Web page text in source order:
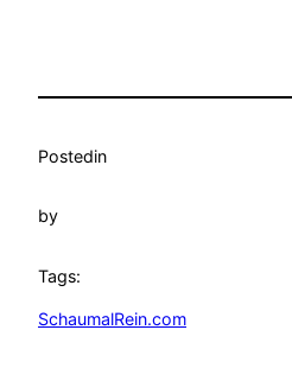
Postedin
by
Tags:
SchaumalRein.com